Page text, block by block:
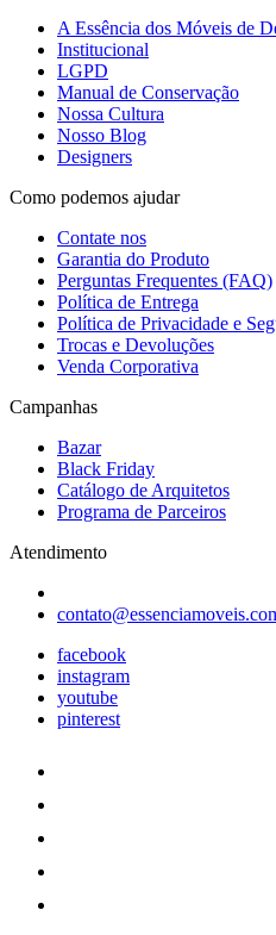
A Essência dos Móveis de
Institucional
LGPD
Manual de Conservação
Nossa Cultura
Nosso Blog
Designers
Como podemos ajudar
Contate nos
Garantia do Produto
Perguntas Frequentes (FAQ)
Política de Entrega
Política de Privacidade e
Trocas e Devoluções
Venda Corporativa
Campanhas
Bazar
Black Friday
Catálogo de Arquitetos
Programa de Parceiros
Atendimento
facebook
instagram
youtube
pinterest